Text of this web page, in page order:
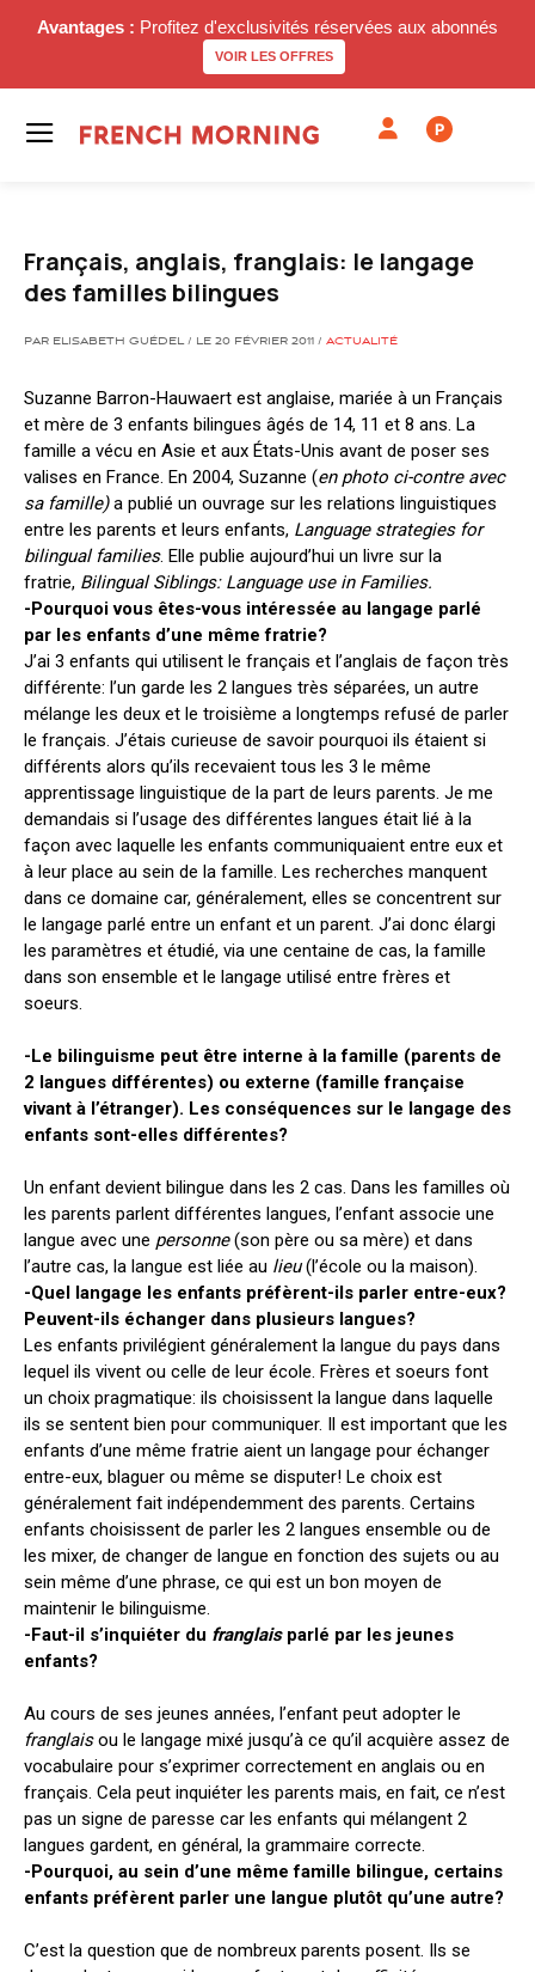
Avantages : Profitez d'exclusivités réservées aux abonnés
VOIR LES OFFRES
P
Français, anglais, franglais: le langage
des familles bilingues
PAR ELISABETH GUÉDEL / LE 20 FÉVRIER 2011 / ACTUALITÉ
Suzanne Barron-Hauwaert est anglaise, mariée à un Français
et mère de 3 enfants bilingues âgés de 14, 11 et 8 ans. La
famille a vécu en Asie et aux États-Unis avant de poser ses
valises en France. En 2004, Suzanne (en photo ci-contre avec
sa famille)a publié un ouvrage sur les relations linguistiques
entre les parents et leurs enfants, Language strategies for
bilingual families. Elle publie aujourd’hui un livre sur la
fratrie, Bilingual Siblings: Language use in Families.
-Pourquoi vous êtes-vous intéressée au langage parlé
par les enfants d’une même fratrie?
J’ai 3 enfants qui utilisent le français et l’anglais de façon très
différente: l’un garde les 2 langues très séparées, un autre
mélange les deux et le troisième a longtemps refusé de parler
le français. J’étais curieuse de savoir pourquoi ils étaient si
différents alors qu’ils recevaient tous les 3 le même
apprentissage linguistique de la part de leurs parents. Je me
demandais si l’usage des différentes langues était lié à la
façon avec laquelle les enfants communiquaient entre eux et
à leur place au sein de la famille. Les recherches manquent
dans ce domaine car, généralement, elles se concentrent sur
le langage parlé entre un enfant et un parent. J’ai donc élargi
les paramètres et étudié, via une centaine de cas, la famille
dans son ensemble et le langage utilisé entre frères et
soeurs.
-Le bilinguisme peut être interne à la famille (parents de
2 langues différentes) ou externe (famille française
vivant à l’étranger). Les conséquences sur le langage des
enfants sont-elles différentes?
Un enfant devient bilingue dans les 2 cas. Dans les familles où
les parents parlent différentes langues, l’enfant associe une
langue avec une personne(son père ou sa mère) et dans
l’autre cas, la langue est liée au lieu(l’école ou la maison).
-Quel langage les enfants préfèrent-ils parler entre-eux?
Peuvent-ils échanger dans plusieurs langues?
Les enfants privilégient généralement la langue du pays dans
lequel ils vivent ou celle de leur école. Frères et soeurs font
un choix pragmatique: ils choisissent la langue dans laquelle
ils se sentent bien pour communiquer. Il est important que les
enfants d’une même fratrie aient un langage pour échanger
entre-eux, blaguer ou même se disputer! Le choix est
généralement fait indépendemment des parents. Certains
enfants choisissent de parler les 2 langues ensemble ou de
les mixer, de changer de langue en fonction des sujets ou au
sein même d’une phrase, ce qui est un bon moyen de
maintenir le bilinguisme.
-Faut-il s’inquiéter du franglaisparlé par les jeunes
enfants?
Au cours de ses jeunes années, l’enfant peut adopter le
franglaisou le langage mixé jusqu’à ce qu’il acquière assez de
vocabulaire pour s’exprimer correctement en anglais ou en
français. Cela peut inquiéter les parents mais, en fait, ce n’est
pas un signe de paresse car les enfants qui mélangent 2
langues gardent, en général, la grammaire correcte.
-Pourquoi, au sein d’une même famille bilingue, certains
enfants préfèrent parler une langue plutôt qu’une autre?
C’est la question que de nombreux parents posent. Ils se